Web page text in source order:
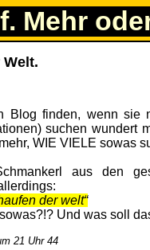
Mehr
Blog finden, wenn sie
suchen wundert
WIE VIELE sowas
aus den
der welt“
Und was soll
21 Uhr 44